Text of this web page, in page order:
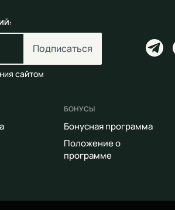
Подписаться
сайтом
БОНУСЫ
Бонусная программа
Положение о
программе